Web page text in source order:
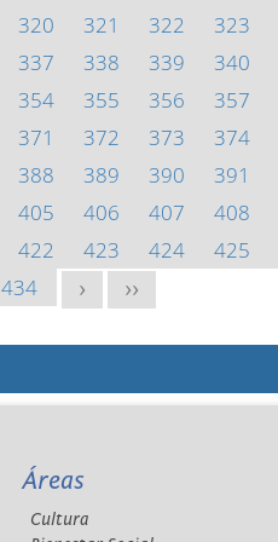
320 321 322 323
337 338 339 340
354 355 356 357
371 372 373 374
388 389 390 391
405 406 407 408
422 423 424 425
434 > >>
Áreas
Cultura